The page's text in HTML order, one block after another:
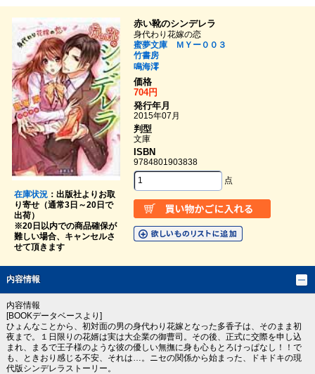
在庫状況：出版社よりお取
り寄せ（通常3日～20日で
出荷）
※20日以内での商品確保が
難しい場合、キャンセルさ
せて頂きます
赤い靴のシンデレラ
身代わり花嫁の恋
蜜夢文庫 ＭＹー００３
竹書房
鳴海澪
価格
704円
発行年月
2015年07月
判型
文庫
ISBN
9784801903838
点
内容情報
内容情報
[BOOKデータベースより]
ひょんなことから、初対面の男の身代わり花嫁となった多香子は、そのまま初
夜まで。１日限りの花婿は実は大企業の御曹司。その後、正式に交際を申し込
まれ、まるで王子様のような彼の優しい無撫に身も心もとろけっぱなし！！で
も、ときおり感じる不安、それは…。ニセの関係から始まった、ドキドキの現
代版シンデレラストーリー。